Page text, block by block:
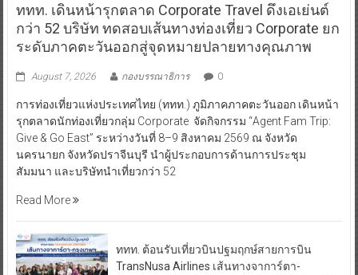
ททท. เดินหน้ารุกตลาด Corporate Travel ดึงเอเย่นต์
กว่า 52 บริษัท ทดสอบเส้นทางท่องเที่ยว Corporate ยก
ระดับภาคตะวันออกสู่จุดหมายปลายทางคุณภาพ
August 7, 2026 กองบรรณาธิการ 0
การท่องเที่ยวแห่งประเทศไทย (ททท.) ภูมิภาคภาคตะวันออก เดินหน้า
รุกตลาดนักท่องเที่ยวกลุ่ม Corporate จัดกิจกรรม “Agent Fam Trip:
Give & Go East” ระหว่างวันที่ 8–9 สิงหาคม 2569 ณ จังหวัด
นครนายก จังหวัดปราจีนบุรี นำผู้ประกอบการด้านการประชุม
สัมมนา และบริษัทนำเที่ยวกว่า 52
Read More
ททท. ต้อนรับเที่ยวบินปฐมฤกษ์สายการบิน
TransNusa Airlines เส้นทางจาการ์ตา-